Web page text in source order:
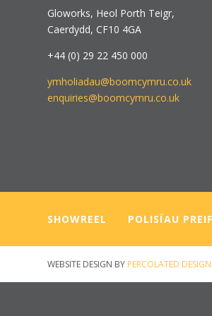
Gloworks, Heol Porth Teigr,
Caerdydd, CF10 4GA
+44 (0) 29 22 450 000
ymholiadau@boomcymru.co.uk
enquiries@boomcymru.co.uk
SHOWREEL POLISÏAU
WEBSITE DESIGN BY PERCOLATED DESIGN